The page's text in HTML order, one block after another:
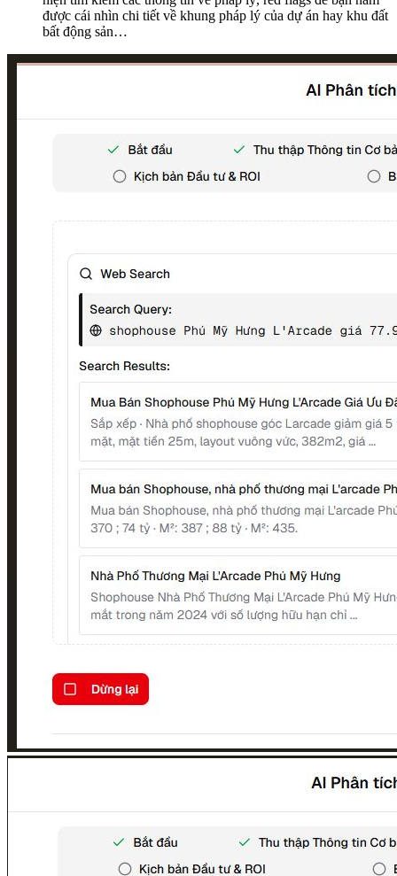
được cái nhìn chi tiết về khung pháp lý của dự án hay khu đất
bất động sản…